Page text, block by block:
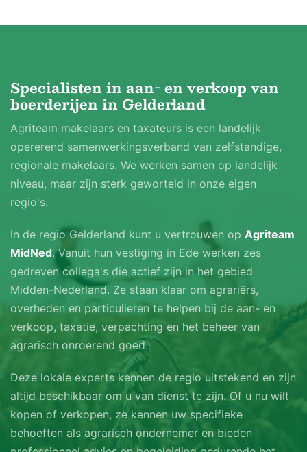
Specialisten in aan- en verkoop van
boerderijen in Gelderland
Agriteam makelaars en taxateurs is een landelijk
opererend samenwerkingsverband van zelfstandige,
regionale makelaars. We werken samen op landelijk
niveau, maar zijn sterk geworteld in onze eigen
regio's.
In de regio Gelderland kunt u vertrouwen op Agriteam
MidNed. Vanuit hun vestiging in Ede werken zes
gedreven collega's die actief zijn in het gebied
Midden-Nederland. Ze staan klaar om agrariërs,
overheden en particulieren te helpen bij de aan- en
verkoop, taxatie, verpachting en het beheer van
agrarisch onroerend goed.
Deze lokale experts kennen de regio uitstekend en zijn
altijd beschikbaar om u van dienst te zijn. Of u nu wilt
kopen of verkopen, ze kennen uw specifieke
behoeften als agrarisch ondernemer en bieden